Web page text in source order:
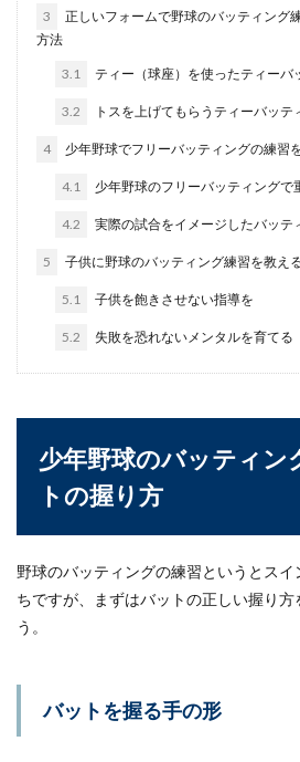
毎日のストレッチも
ボウリングのフ
ボウリングのフォー
す。ブレ...
につながります。シ
という人は、...
マラソンのタイ
遅いを決めるの
3
正しいフォームで野球のバッティング
方法
3.1 ティー（球座）を使ったティーバ
3.2 トスを上げてもらうティーバッテ
4 少年野球でフリーバッティングの練習
4.1 少年野球のフリーバッティング
4.2 実際の試合をイメージしたバッテ
5 子供に野球のバッティング練習を教え
5.1 子供を飽きさせない指導を
5.2 失敗を恐れないメンタルを育てる
少年野球のバッティン
トの握り方
野球のバッティングの練習というとス
ちですが、まずはバットの正しい握り方
う。
バットを握る手の形